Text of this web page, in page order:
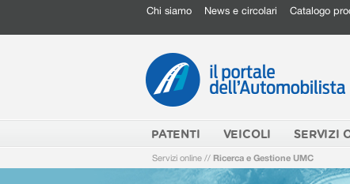
Chi siamo News e circolari Catalogo
PATENTI VEICOLI SERVIZI
Servizi online // Ricerca e Gestione UMC